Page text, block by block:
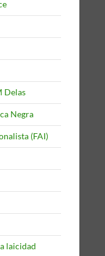
Delas
Negra
(FAI)
laicidad